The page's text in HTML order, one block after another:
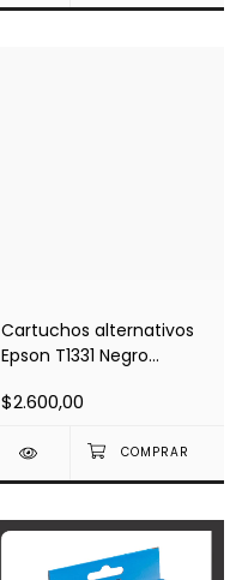
Cartuchos alternativos
Epson T1331 Negro
TX320 / TX420 / TX430)
$2.600,00